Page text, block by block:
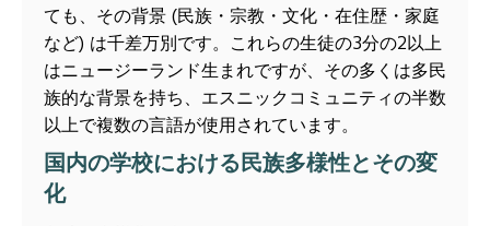
ても、その背景 (民族・宗教・文化・在住歴・家庭
など) は千差万別です。これらの生徒の3分の2以上
はニュージーランド生まれですが、その多くは多民
族的な背景を持ち、エスニックコミュニティの半数
以上で複数の言語が使用されています。
国内の学校における民族多様性とその変
化